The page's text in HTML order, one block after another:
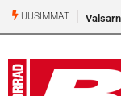
UUSIMMAT